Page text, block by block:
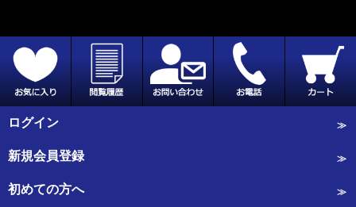
ログイン
新規会員登録
初めての方へ